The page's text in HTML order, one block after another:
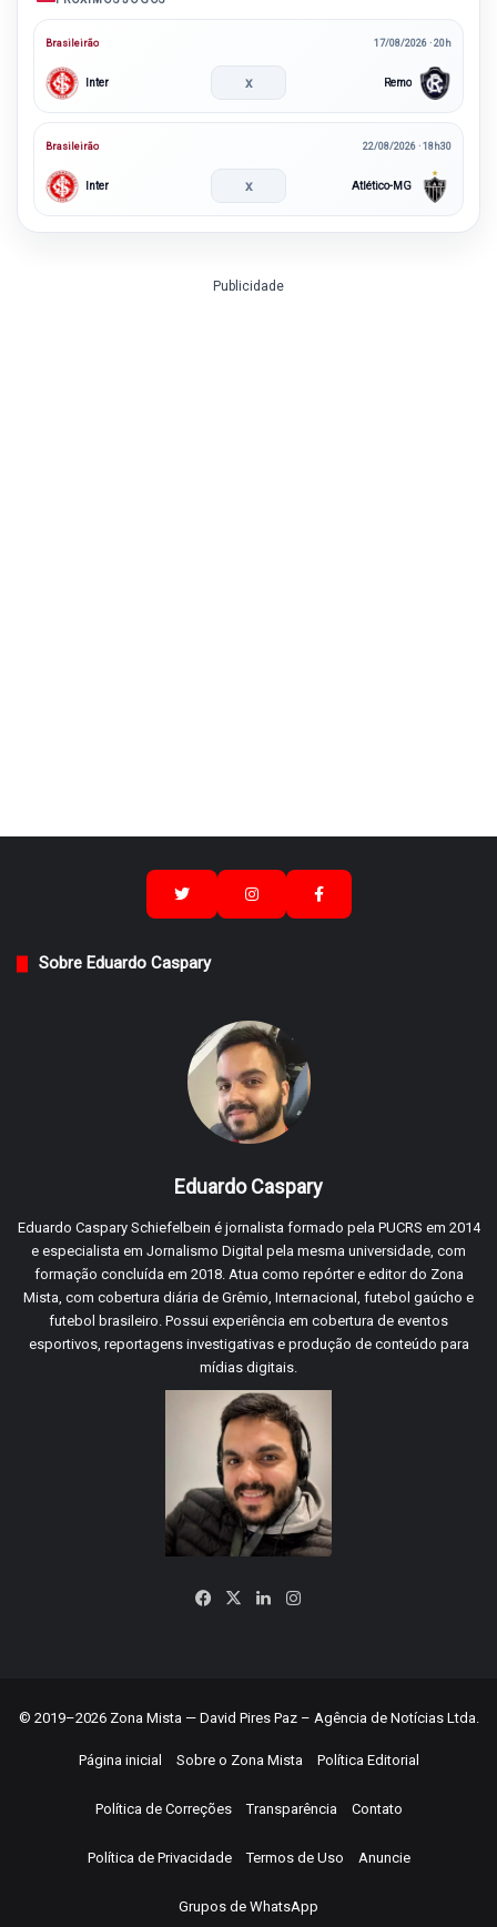
Brasileirão 17/08/2026 · 20h
Inter x Remo
Brasileirão 22/08/2026 · 18h30
Inter x Atlético-MG
Publicidade
Sobre Eduardo Caspary
Eduardo Caspary
Eduardo Caspary Schiefelbein é jornalista formado pela PUCRS em 2014
e especialista em Jornalismo Digital pela mesma universidade, com
formação concluída em 2018. Atua como repórter e editor do Zona
Mista, com cobertura diária de Grêmio, Internacional, futebol gaúcho e
futebol brasileiro. Possui experiência em cobertura de eventos
esportivos, reportagens investigativas e produção de conteúdo para
mídias digitais.
Facebook
X LinkedinInstagram
© 2019–2026 Zona Mista — David Pires Paz – Agência de Notícias Ltda.
Página inicial Sobre o Zona Mista Política Editorial
Política de Correções Transparência Contato
Política de Privacidade Termos de Uso Anuncie
Grupos de WhatsApp